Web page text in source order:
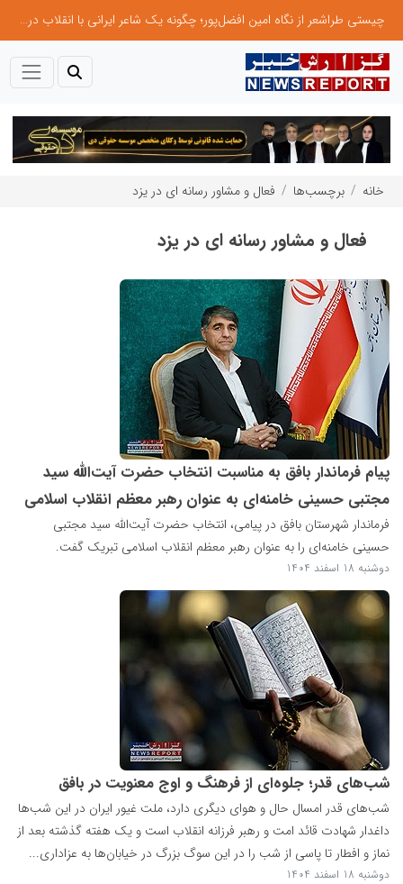
چیستی طراشعر از نگاه امین افضل‌پور؛ چگونه یک شاعر ایرانی با انقلاب در جایگاه حرف، شعر را از متن خطی به میدان ادراک بصری تبدیل کرد؟
خانه برچسب‌ها فعال و مشاور رسانه ای در یزد
فعال و مشاور رسانه ای در یزد
پیام فرماندار بافق به مناسبت انتخاب حضرت آیت‌الله سید
مجتبی حسینی خامنه‌ای به عنوان رهبر معظم انقلاب اسلامی
فرماندار شهرستان بافق در پیامی، انتخاب حضرت آیت‌الله سید مجتبی
حسینی خامنه‌ای را به عنوان رهبر معظم انقلاب اسلامی تبریک گفت.
دوشنبه 18 اسفند 1404
شب‌های قدر؛ جلوه‌ای از فرهنگ و اوج معنویت در بافق
شب‌های قدر امسال حال و هوای دیگری دارد، ملت غیور ایران در این شب‌ها
داغدار شهادت قائد امت و رهبر فرزانه انقلاب است و یک هفته گذشته بعد از
نماز و افطار تا پاسی از شب را در این سوگ بزرگ در خیابان‌ها به عزاداری...
دوشنبه 18 اسفند 1404